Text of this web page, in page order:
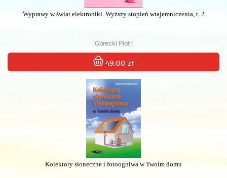
Wyprawy w świat elektroniki. Wyższy stopień wtajemniczenia, t. 2
Górecki Piotr
49.00 zł
Kolektory słoneczne i fotoogniwa w Twoim domu